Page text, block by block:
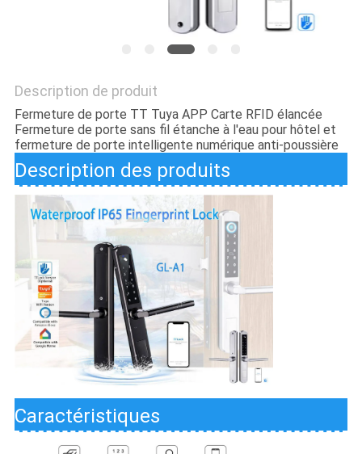
VIE
PRIVÉE
Description de produit
Fermeture de porte TT Tuya APP Carte RFID élancée
Fermeture de porte sans fil étanche à l'eau pour hôtel et
fermeture de porte intelligente numérique anti-poussière
Description des produits
Caractéristiques